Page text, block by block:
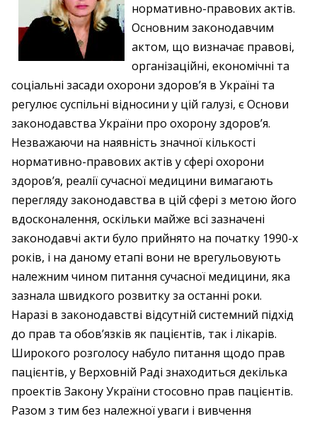
нормативно-правових актів.
Основним законодавчим
актом, що визначає правові,
організаційні, економічні та
соціальні засади охорони здоров’я в Україні та
регулює суспільні відносини у цій галузі, є Основи
законодавства України про охорону здоров’я.
Незважаючи на наявність значної кількості
нормативно-правових актів у сфері охорони
здоров’я, реалії сучасної медицини вимагають
перегляду законодавства в цій сфері з метою його
вдосконалення, оскільки майже всі зазначені
законодавчі акти було прийнято на початку 1990-х
років, і на даному етапі вони не врегульовують
належним чином питання сучасної медицини, яка
зазнала швидкого розвитку за останні роки.
Наразі в законодавстві відсутній системний підхід
до прав та обов’язків як пацієнтів, так і лікарів.
Широкого розголосу набуло питання щодо прав
пацієнтів, у Верховній Раді знаходиться декілька
проектів Закону України стосовно прав пацієнтів.
Разом з тим без належної уваги і вивчення